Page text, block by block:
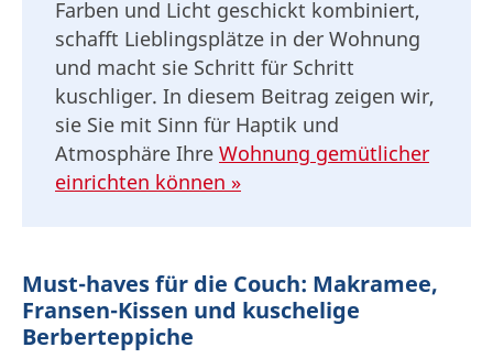
Farben und Licht geschickt kombiniert,
schafft Lieblingsplätze in der Wohnung
und macht sie Schritt für Schritt
kuschliger. In diesem Beitrag zeigen wir,
sie Sie mit Sinn für Haptik und
Atmosphäre Ihre Wohnung gemütlicher
einrichten können »
Must-haves für die Couch: Makramee,
Fransen-Kissen und kuschelige
Berberteppiche